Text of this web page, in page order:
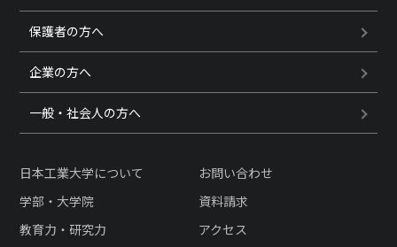
保護者の方へ
企業の方へ
一般・社会人の方へ
日本工業大学について
学部・大学院
教育力・研究力
お問い合わせ
資料請求
アクセス